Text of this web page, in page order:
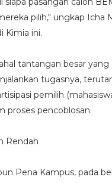
pilih," ungkap Icha
Kimia ini.
tantangan besar yang
tugasnya,
pemilih
proses pencoblosan.
Rendah
Pena Kampus, pada